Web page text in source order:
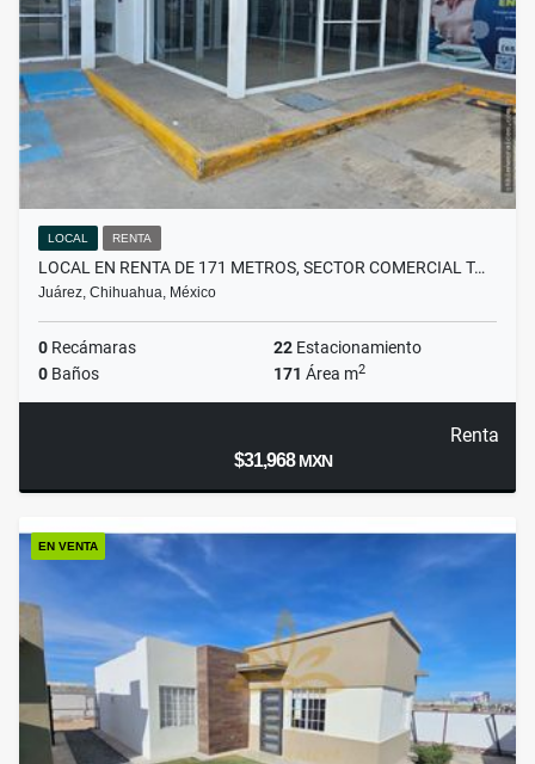
LOCAL RENTA
LOCAL EN RENTA DE 171 METROS, SECTOR COMERCIAL T…
Juárez, Chihuahua, México
0 Recámaras 22 Estacionamiento
0 Baños 171 Área m2
Renta
$31,968MXN
EN VENTA